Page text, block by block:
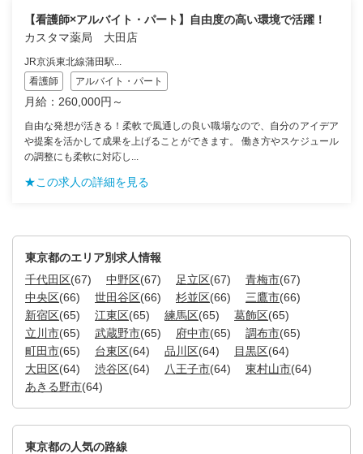
【看護師×アルバイト・パート】自由度の高い環境で活躍！
カスタマ薬局 大田店
JR京浜東北線蒲田駅...
看護師
アルバイト・パート
月給：260,000円～
自由な発想が活きる！柔軟で風通しの良い職場なので、自分のアイデア
や提案を活かして成果を上げることができます。 働き方やスケジュール
の調整にも柔軟に対応し...
★この求人の詳細を見る
東京都のエリア別求人情報
千代田区(67) 中野区(67) 足立区(67) 青梅市(67)
中央区(66) 世田谷区(66) 杉並区(66) 三鷹市(66)
新宿区(65) 江東区(65) 練馬区(65) 葛飾区(65)
立川市(65) 武蔵野市(65) 府中市(65) 調布市(65)
町田市(65) 台東区(64) 品川区(64) 目黒区(64)
大田区(64) 渋谷区(64) 八王子市(64) 東村山市(64)
あきる野市(64)
東京都の人気の路線